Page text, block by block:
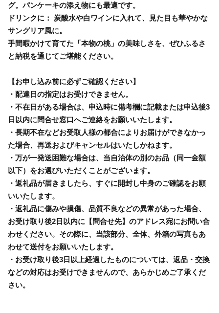
グ。パンケーキの添え物にも最適です。
ドリンクに： 炭酸水や白ワインに入れて、見た目も華やかな
サングリア風に。
手間暇かけて育てた「本物の桃」の美味しさを、ぜひふるさ
と納税を通じてご堪能ください。
【お申し込み前に必ずご確認ください】
・配達日の指定はお受けできません。
・不在日がある場合は、申込時に備考欄に記載または申込後3
日以内に問合せ窓口へご連絡をお願いいたします。
・長期不在などお受取人様の都合によりお届けができなかっ
た場合、再送およびキャンセルはいたしかねます。
・万が一発送困難な場合は、当自治体の別のお品（同一金額
以下）をお選びいただくことがございます。
・返礼品が届きましたら、すぐに開封し中身のご確認をお願
いいたします。
・返礼品に傷みや損傷、品質不良などの異常があった場合、
お受け取り後2日以内に【問合せ先】のアドレス宛にお問い合
わせください。その際に、当該部分、全体、外箱の写真もあ
わせて送付をお願いいたします。
・お受け取り後3日以上経過したものについては、返品・交換
などの対応はお受けできませんので、あらかじめご了承くだ
さい。